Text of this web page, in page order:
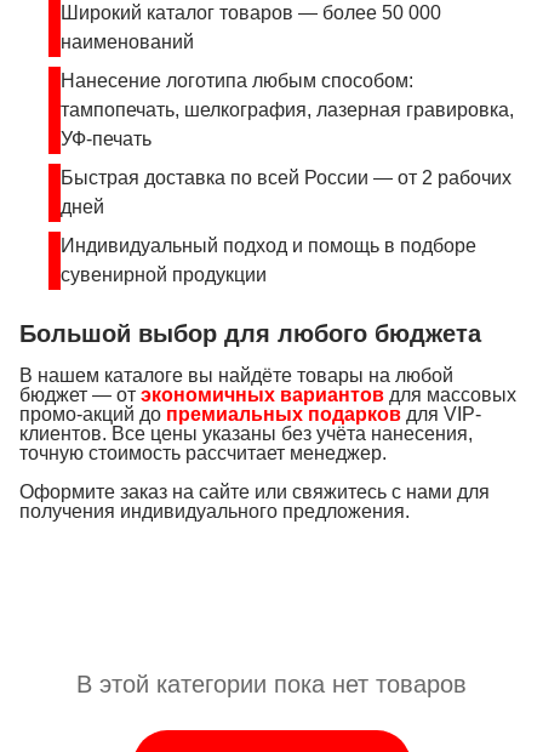
Широкий каталог товаров — более 50 000
наименований
Нанесение логотипа любым способом:
тампопечать, шелкография, лазерная гравировка,
УФ-печать
Быстрая доставка по всей России — от 2 рабочих
дней
Индивидуальный подход и помощь в подборе
сувенирной продукции
Большой выбор для любого бюджета
В нашем каталоге вы найдёте товары на любой
бюджет — от экономичных вариантов для массовых
промо-акций до премиальных подарков для VIP-
клиентов. Все цены указаны без учёта нанесения,
точную стоимость рассчитает менеджер.
Оформите заказ на сайте или свяжитесь с нами для
получения индивидуального предложения.
В этой категории пока нет товаров